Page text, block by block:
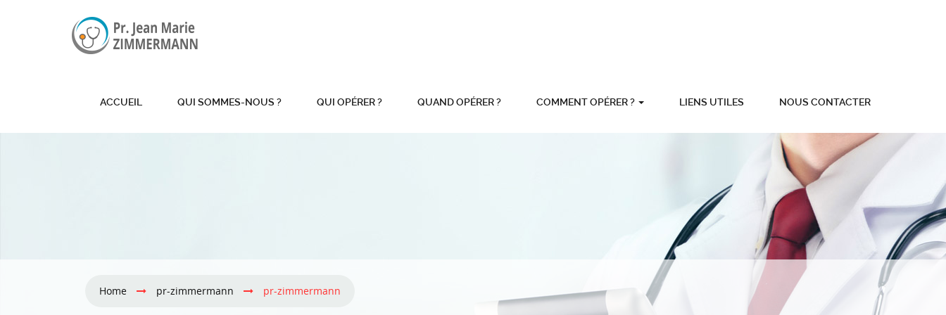
ACCUEIL QUI SOMMES-NOUS ? QUI OPÉRER ? QUAND OPÉRER ? COMMENT OPÉRER ? LIENS UTILES NOUS CONTACTER
Home pr-zimmermann pr-zimmermann